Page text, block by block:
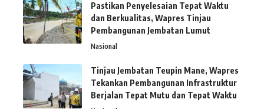
Pastikan Penyelesaian Tepat Waktu
dan Berkualitas, Wapres Tinjau
Pembangunan Jembatan Lumut
Nasional
Tinjau Jembatan Teupin Mane, Wapres
Tekankan Pembangunan Infrastruktur
Berjalan Tepat Mutu dan Tepat Waktu